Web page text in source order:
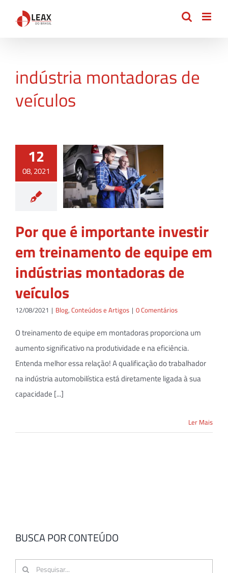
indústria montadoras de
veículos
12
08, 2021
Por que é importante investir
em treinamento de equipe em
indústrias montadoras de
veículos
12/08/2021 | Blog, Conteúdos e Artigos | 0 Comentários
O treinamento de equipe em montadoras proporciona um
aumento significativo na produtividade e na eficiência.
Entenda melhor essa relação! A qualificação do trabalhador
na indústria automobilística está diretamente ligada à sua
capacidade [...]
Ler Mais
BUSCA POR CONTEÚDO
Buscar